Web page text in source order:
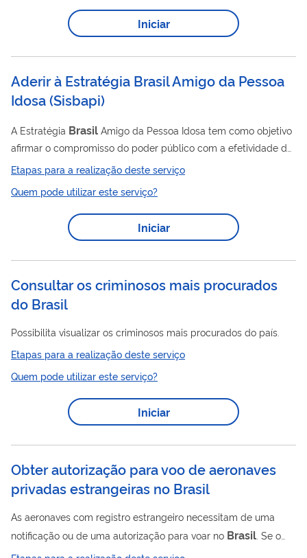
nacional e internacional para alimentar jornais e sites de
em alta...
Iniciar
Aderir à Estratégia Brasil Amigo da Pessoa
Idosa(Sisbapi)
A Estratégia Brasil Amigo da Pessoa Idosa tem como objetivo
afirmar o compromisso do poder público com a efetividade do
Estatuto do Idoso (Lei n° 10.741/2003), garantindo o exercício
dos direitos das pessoas idosas e propondo políticas públicas
para as especificidades deste grupo populacional.
Etapas para a realização deste serviço
Quem pode utilizar este serviço?
Iniciar
Consultar os criminosos mais procurados
do Brasil
Possibilita visualizar os criminosos mais procurados do país.
Etapas para a realização deste serviço
Quem pode utilizar este serviço?
Iniciar
Obter autorização para voo de aeronaves
privadas estrangeiras no Brasil
As aeronaves com registro estrangeiro necessitam de uma
notificação ou de uma autorização para voar no Brasil
operador da aeronave civil estrangeira for pessoa física ou